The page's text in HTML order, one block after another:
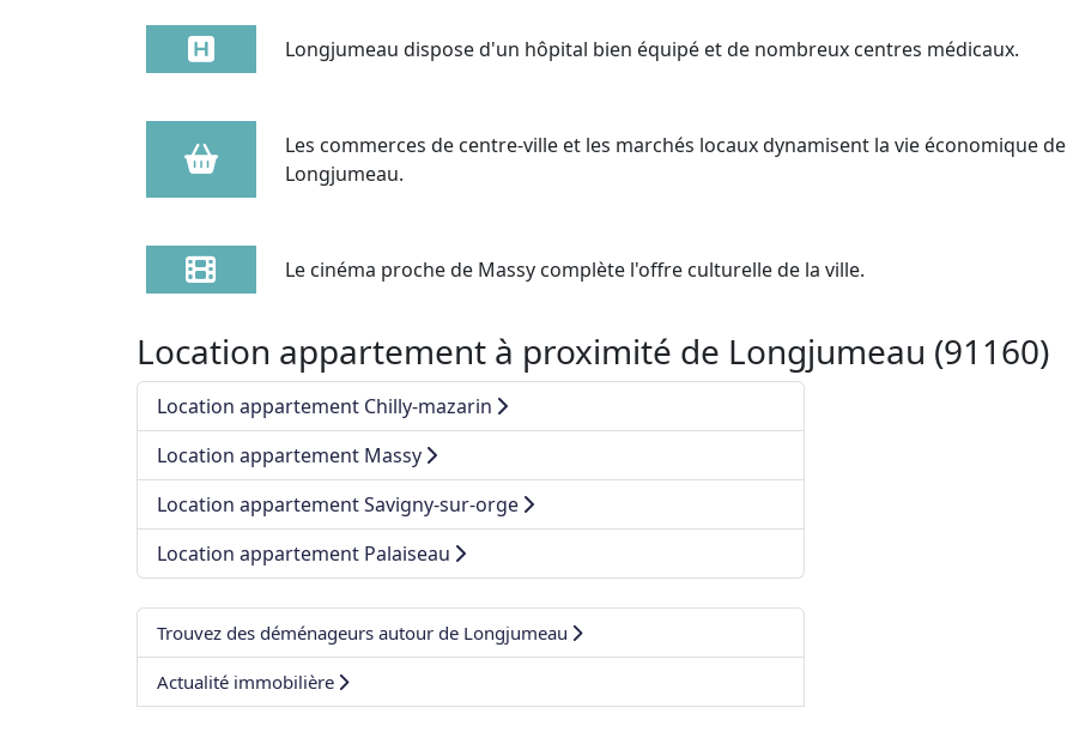
Longjumeau dispose d'un hôpital bien équipé et de nombreux centres médicaux.
Les commerces de centre-ville et les marchés locaux dynamisent la vie économique de
Longjumeau.
Le cinéma proche de Massy complète l'offre culturelle de la ville.
Location appartement à proximité de Longjumeau (91160)
Location appartement Chilly-mazarin
Location appartement Massy
Location appartement Savigny-sur-orge
Location appartement Palaiseau
Trouvez des déménageurs autour de Longjumeau
Actualité immobilière